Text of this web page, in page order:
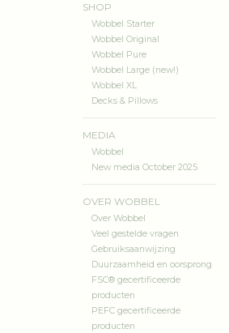
SHOP
Wobbel Starter
Wobbel Original
Wobbel Pure
Wobbel Large (new!)
Wobbel XL
Decks & Pillows
MEDIA
Wobbel
New media October 2025
OVER WOBBEL
Over Wobbel
Veel gestelde vragen
Gebruiksaanwijzing
Duurzaamheid en oorsprong
FSC® gecertificeerde
producten
PEFC gecertificeerde
producten